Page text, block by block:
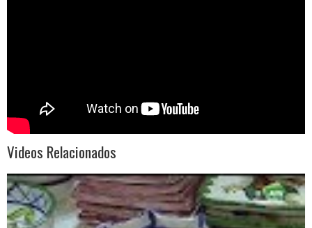
Videos Relacionados